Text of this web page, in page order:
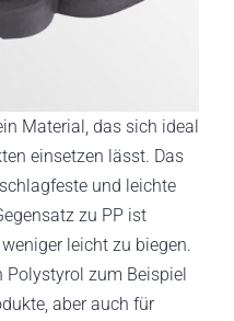
Material, das sich ideal
einsetzen lässt. Das
und leichte
zu PP ist
leicht zu biegen.
Polystyrol zum Beispiel
aber auch für